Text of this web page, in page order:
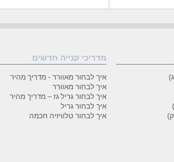
מדריכי קנייה חדשים
איך לבחור מאוורר - מדריך מהיר
איך לבחור מאוורר
איך לבחור גריל גז – מדריך מהיר
איך לבחור גריל
איך לבחור טלוויזיה חכמה